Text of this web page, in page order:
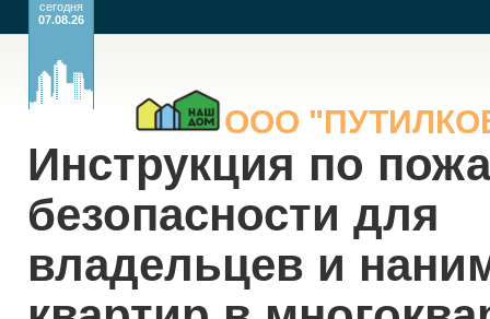
ООО
сегодня
07.08.26
Инструкция по
безопасности для
владельцев и